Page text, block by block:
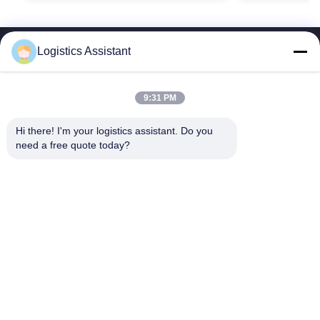
Logistics Assistant
9:31 PM
Hi there! I'm your logistics assistant. Do you
need a free quote today?